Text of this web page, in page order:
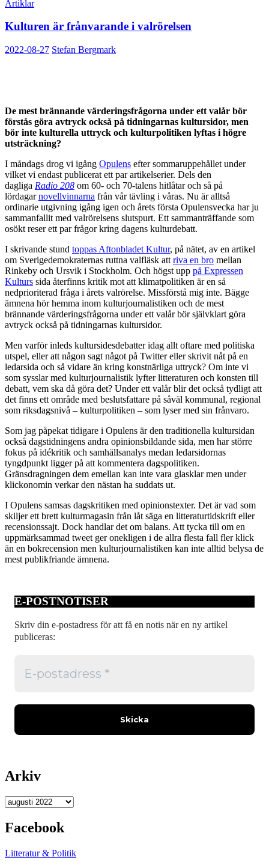
Artiklar
Kulturen är frånvarande i valrörelsen
2022-08-27 Stefan Bergmark
De mest brännande värderingsfrågorna under ett valår bör
förstås göra avtryck också på tidningarnas kultursidor, men
bör inte kulturella uttryck och kulturpolitiken lyftas i högre
utsträckning?
I måndags drog vi igång Opulens efter sommaruppehållet under
vilket vi endast publicerat ett par artikelserier. Dels den
dagliga Radio 208 om 60- och 70-talens hitlåtar och så på
lördagarnovellvinnarna från vår tävling i våras. Nu är alltså
ordinarie utgivning igång igen och årets första Opulensvecka har ju
sammanfallit med valrörelsens slutspurt. Ett sammanträffande som
osökt reser ett par frågor kring dagens kulturdebatt.
I skrivande stund toppas Aftonbladet Kultur, på nätet, av en artikel
om Sverigedemokraternas ruttna valfläsk att riva en bro mellan
Rinkeby och Ursvik i Stockholm. Och högst upp på Expressen
Kulturs sida återfinns kritik mot att klimatpolitiken är en så
nedprioriterad fråga i årets valrörelse. Missförstå mig inte. Bägge
ämnena hör hemma inom kulturjournalistiken och de mest
brännande värderingsfrågorna under ett valår bör självklart göra
avtryck också på tidningarnas kultursidor.
Men varför inleds kultursidesdebatter idag allt oftare med politiska
utspel, eller att någon sagt något på Twitter eller skrivit nåt på en
ledarsida och så vidare än kring konstnärliga uttryck? Om inte vi
som sysslar med kulturjournalistik lyfter litteraturen och konsten till
debatt, vem ska då göra det? Under ett valår blir det också tydligt att
det finns ett område med beslutsfattare på såväl kommunal, regional
som riksdagsnivå – kulturpolitiken – som lyser med sin frånvaro.
Som jag påpekat tidigare i Opulens är den traditionella kultursidan
också dagstidningens andra opinionsbildande sida, men har större
fokus på idékritik och samhällsanalys medan ledarsidornas
tyngdpunkt ligger på att kommentera dagspolitiken.
Gränsdragningen dem emellan kan inte vara glasklar men under
klickonomin verkar den nästan ha suddats ut.
I Opulens samsas dagskritiken med opinionstexter. Det är vad som
skiljer ett brett kulturmagasin från låt säga en litteraturtidskrift eller
recensionssajt. Dock handlar det om balans. Att tycka till om en
uppmärksammad tweet ger onekligen i de allra flesta fall fler klick
än en bokrecension men kulturjournalistiken kan inte alltid belysa de
mest publikfriande ämnena.
E-POSTNOTISER
Skriv din e-postadress för att få en notis när en ny artikel
publiceras:
Arkiv
Arkiv
Facebook
Litteratur & Politik